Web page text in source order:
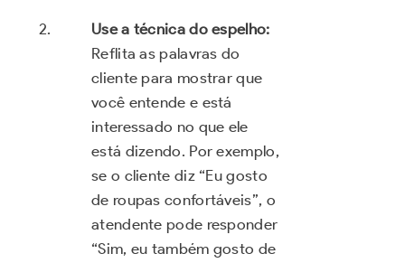
Use a técnica do espelho:
Reflita as palavras do
cliente para mostrar que
você entende e está
interessado no que ele
está dizendo. Por exemplo,
se o cliente diz “Eu gosto
de roupas confortáveis”, o
atendente pode responder
“Sim, eu também gosto de